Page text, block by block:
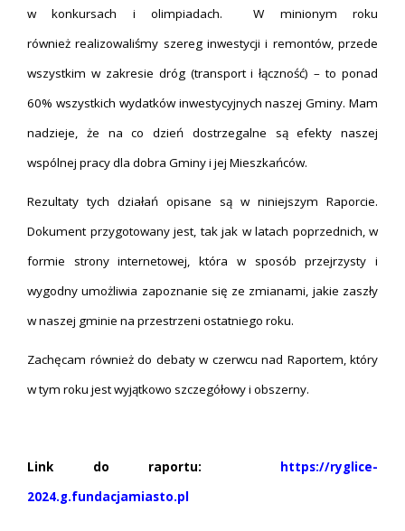
w konkursach i olimpiadach. W minionym roku
również realizowaliśmy szereg inwestycji i remontów, przede
wszystkim w zakresie dróg (transport i łączność) – to ponad
60% wszystkich wydatków inwestycyjnych naszej Gminy. Mam
nadzieje, że na co dzień dostrzegalne są efekty naszej
wspólnej pracy dla dobra Gminy i jej Mieszkańców.
Rezultaty tych działań opisane są w niniejszym Raporcie.
Dokument przygotowany jest, tak jak w latach poprzednich, w
formie strony internetowej, która w sposób przejrzysty i
wygodny umożliwia zapoznanie się ze zmianami, jakie zaszły
w naszej gminie na przestrzeni ostatniego roku.
Zachęcam również do debaty w czerwcu nad Raportem, który
w tym roku jest wyjątkowo szczegółowy i obszerny.
Link do raportu: https://ryglice-
2024.g.fundacjamiasto.pl